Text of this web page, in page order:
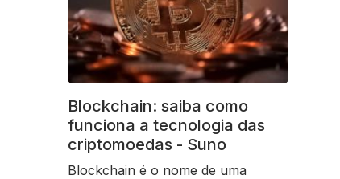
Blockchain: saiba como
funciona a tecnologia das
criptomoedas - Suno
Blockchain é o nome de uma